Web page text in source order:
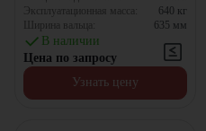
Эксплуатационная масса:
640 кг
Ширина вальца:
635 мм
В наличии
Цена по запросу
Узнать цену